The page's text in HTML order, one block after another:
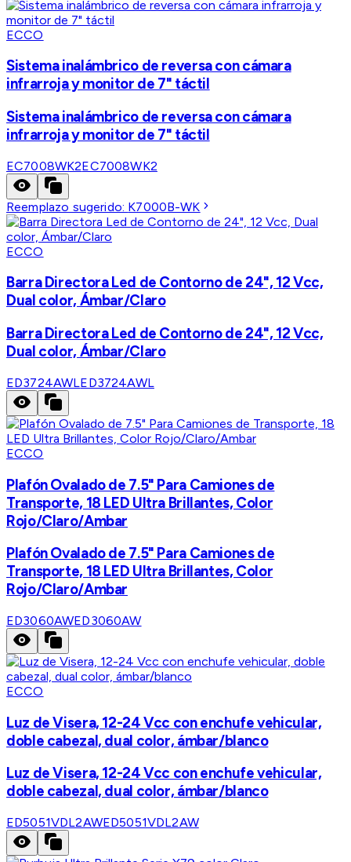
ECCO
Sistema inalámbrico de reversa con cámara
infrarroja y monitor de 7" táctil
Sistema inalámbrico de reversa con cámara
infrarroja y monitor de 7" táctil
EC7008WK2EC7008WK2
Reemplazo sugerido: K7000B-WK
ECCO
Barra Directora Led de Contorno de 24", 12 Vcc,
Dual color, Ámbar/Claro
Barra Directora Led de Contorno de 24", 12 Vcc,
Dual color, Ámbar/Claro
ED3724AWLED3724AWL
ECCO
Plafón Ovalado de 7.5" Para Camiones de
Transporte, 18 LED Ultra Brillantes, Color
Rojo/Claro/Ambar
Plafón Ovalado de 7.5" Para Camiones de
Transporte, 18 LED Ultra Brillantes, Color
Rojo/Claro/Ambar
ED3060AWED3060AW
ECCO
Luz de Visera, 12-24 Vcc con enchufe vehicular,
doble cabezal, dual color, ámbar/blanco
Luz de Visera, 12-24 Vcc con enchufe vehicular,
doble cabezal, dual color, ámbar/blanco
ED5051VDL2AWED5051VDL2AW